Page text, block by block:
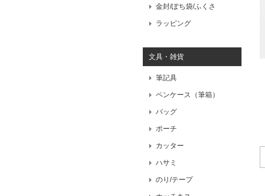
金封/ぽち袋/ふくさ
ラッピング
文具・雑貨
筆記具
ペンケース（筆箱）
バッグ
ポーチ
カッター
ハサミ
のり/テープ